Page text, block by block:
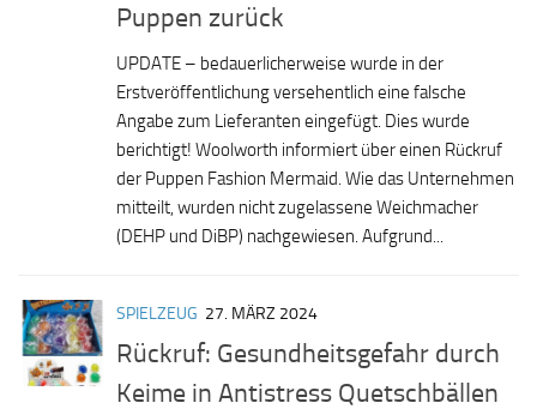
Puppen zurück
UPDATE – bedauerlicherweise wurde in der
Erstveröffentlichung versehentlich eine falsche
Angabe zum Lieferanten eingefügt. Dies wurde
berichtigt! Woolworth informiert über einen Rückruf
der Puppen Fashion Mermaid. Wie das Unternehmen
mitteilt, wurden nicht zugelassene Weichmacher
(DEHP und DiBP) nachgewiesen. Aufgrund...
SPIELZEUG 27. MÄRZ 2024
Rückruf: Gesundheitsgefahr durch
Keime in Antistress Quetschbällen